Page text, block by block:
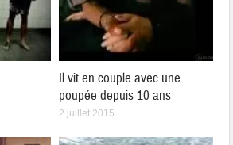
Il vit en couple avec une
poupée depuis 10 ans
2 juillet 2015